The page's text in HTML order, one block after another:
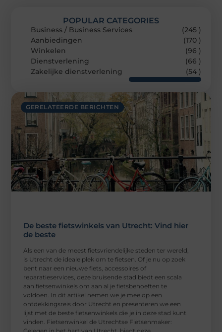
GERELATEERDE BERICHTEN
De beste fietswinkels van Utrecht: Vind hier
de beste
Als een van de meest fietsvriendelijke steden ter wereld,
is Utrecht de ideale plek om te fietsen. Of je nu op zoek
bent naar een nieuwe fiets, accessoires of
reparatieservices, deze bruisende stad biedt een scala
aan fietsenwinkels om aan al je fietsbehoeften te
voldoen. In dit artikel nemen we je mee op een
ontdekkingsreis door Utrecht en presenteren we een
lijst met de beste fietsenwinkels die je in deze stad kunt
vinden. Fietsenwinkel de Utrechtse Fietsenmaker:
POPULAR CATEGORIES
Business / Business Services
(245 )
Aanbiedingen
(170 )
Winkelen
(96 )
Dienstverlening
(66 )
Zakelijke dienstverlening
(54 )